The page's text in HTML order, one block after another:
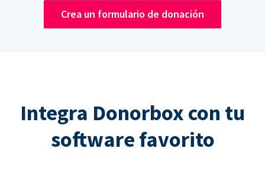
Crea un formulario de donación
Integra Donorbox con tu
software favorito